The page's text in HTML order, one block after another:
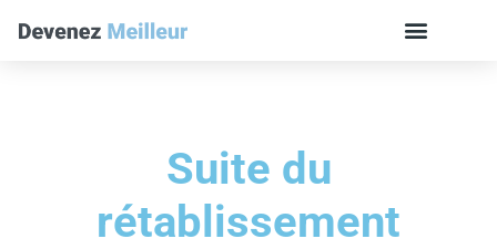
Suite du
rétablissement